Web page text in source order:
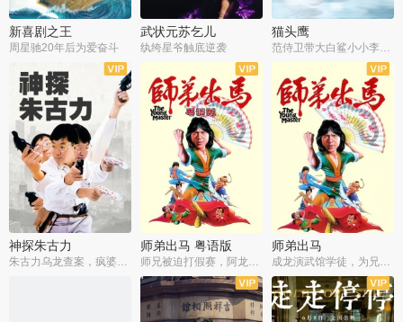
新喜剧之王
周星驰20年后为爱奋斗
武状元苏乞儿
纨绔星爷触底逆袭
猫头鹰
神探朱古力
朱古力乌龙查案，疯婆子神助攻
师弟出马 粤语版
师兄被迫打假赛，阿龙追查斗黑帮
师弟出马
成龙演武馆学徒，为兄搏命战黑道